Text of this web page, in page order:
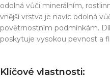
odolná vůči minerálním,
vnější vrstva je navíc odolná
povětrnostním podmínkám.
poskytuje vysokou pevnost a
Klíčové vlastnosti: